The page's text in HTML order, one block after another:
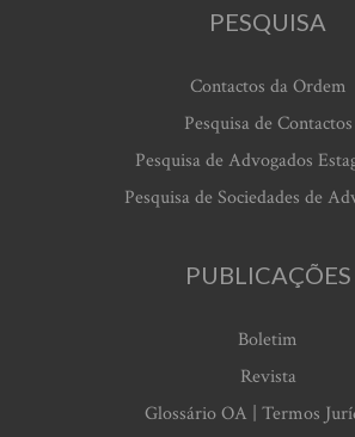
PESQUISA
Contactos da Ordem
Pesquisa de Contactos
Pesquisa de Advogados
Pesquisa de Sociedades de
PUBLICAÇÕES
Boletim
Revista
Glossário OA | Termos